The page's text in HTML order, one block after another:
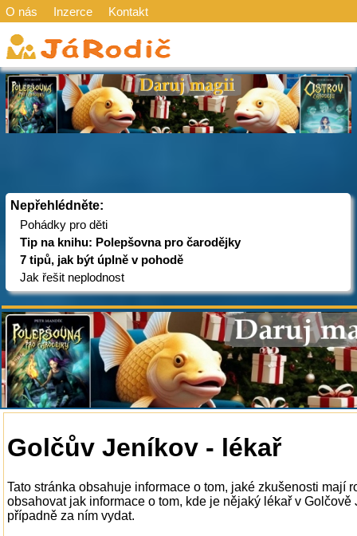
O nás Inzerce Kontakt
Nepřehlédněte:
Pohádky pro děti
Tip na knihu: Polepšovna pro čarodějky
7 tipů, jak být úplně v pohodě
Jak řešit neplodnost
Golčův Jeníkov - lékař
Tato stránka obsahuje informace o tom, jaké zkušenosti mají
obsahovat jak informace o tom, kde je nějaký lékař v
případně za ním vydat.